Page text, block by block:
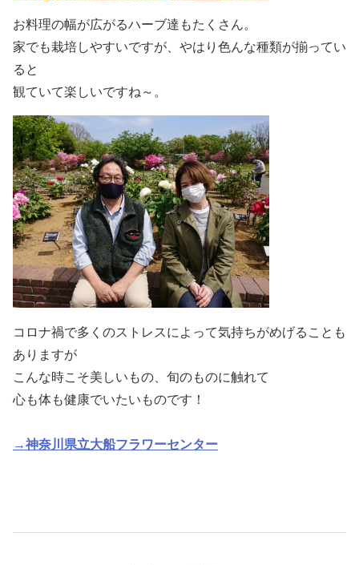
お料理の幅が広がるハーブ達もたくさん。
家でも栽培しやすいですが、やはり色んな種類が揃ってい
ると
観ていて楽しいですね～。
コロナ禍で多くのストレスによって気持ちがめげることも
ありますが
こんな時こそ美しいもの、旬のものに触れて
心も体も健康でいたいものです！
→神奈川県立大船フラワーセンター